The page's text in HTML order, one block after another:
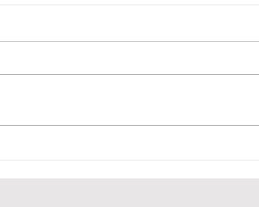
イベントで
ント マジ